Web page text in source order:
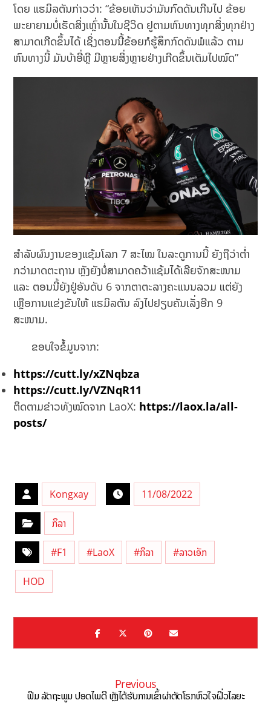
ໂດຍ ແຮມິລຕັນກ່າວວ່າ: “ຂ້ອຍເຫັນວ່າມັນກົດດັນເກີນໄປ ຂ້ອຍ
ພະຍາຍາມບໍ່ເຮັດສິ່ງເຫຼົ່ານັ້ນໃນຊີວິດ ຢູຕາມຫົນທາງທຸກສິ່ງທຸກຢ່າງ
ສາມາດເກີດຂຶ້ນໄດ້ ເຊິ່ງຕອນນີ້ຂ້ອຍກໍຮູ້ສຶກກົດດັນພໍແລ້ວ ຕາມ
ຫົນທາງນີ້ ມັນບ້າອີ່ຫຼີ ມີຫຼາຍສິ່ງຫຼາຍຢ່າງເກີດຂຶ້ນເຕັມໄປໝົດ”
ສຳລັບຜົນງານຂອງແຊ້ມໂລກ 7 ສະໄໝ ໃນລະດູການນີ້ ຍັງຖືວ່າຕໍ່າ
ກວ່າມາດຕະຖານ ຫຼັງຍັງບໍ່ສາມາດຄວ້າແຊ້ມໄດ້ເລີຍຈັກສະໜາມ
ແລະ ຕອນນີ້ຍັງຢູ່ອັນດັບ 6 ຈາກຕາຕະລາງຄະແນນລວມ ແຕ່ຍັງ
ເຫຼືອການແຂ່ງຂັນໃຫ້ ແຮມິລຕັນ ລົງໄປຢຽບຄັນເລັ່ງອີກ 9
ສະໜາມ.
ຂອບໃຈຂໍ້ມູນຈາກ:
https://cutt.ly/xZNqbza
https://cutt.ly/VZNqR11
ຕິດຕາມຂ່າວທັງໝົດຈາກ LaoX: https://laox.la/all-
posts/
Kongxay 11/08/2022
ກິລາ
#F1 #LaoX #ກິລາ #ລາວເອັກ
HOD
Previous
ຟິມ ລັດຖະພູມ ປອດໄພດີ ຫຼັງໄດ້ຮັບການເຂົ້າຜ່າຕັດໂຣກຫົວໃຈຝິ່ວໄລຍະ